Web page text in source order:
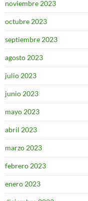
noviembre 2023
octubre 2023
septiembre 2023
agosto 2023
julio 2023
junio 2023
mayo 2023
abril 2023
marzo 2023
febrero 2023
enero 2023